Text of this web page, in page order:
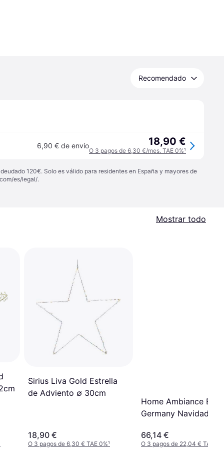
Recomendado
6,90 € de envío 18,90 €
O 3 pagos de 6,30 €/mes. TAE 0%¹
120€. Solo es válido para residentes en España y mayores de
es/legal/.
Mostrar todo
Sirius Liva Gold Estrella
de Adviento ∅ 30cm
18,90 €
O 3 pagos de 6,30 € TAE 0%¹
Home Ambiance Ecd
Germany Navidad 38
66,14 €
O 3 pagos de 22,04 € TAE 0%